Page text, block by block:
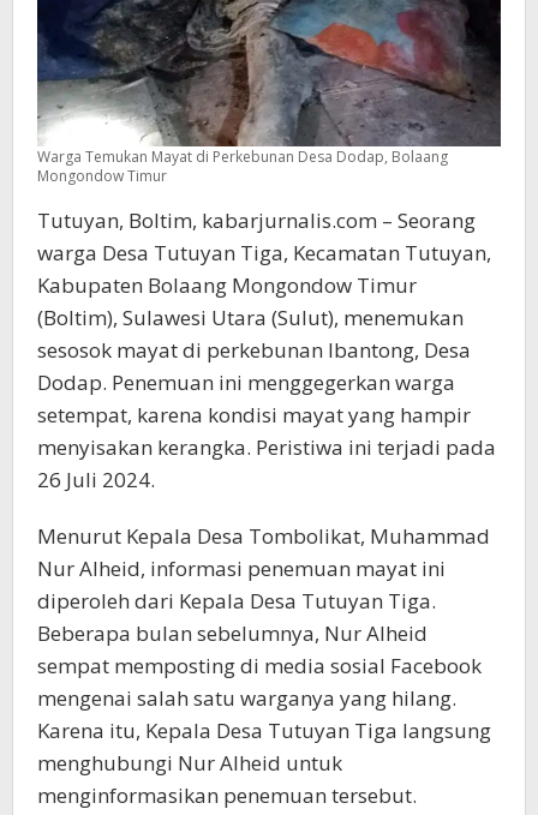
Warga Temukan Mayat di Perkebunan Desa Dodap, Bolaang
Mongondow Timur
Tutuyan, Boltim, kabarjurnalis.com – Seorang
warga Desa Tutuyan Tiga, Kecamatan Tutuyan,
Kabupaten Bolaang Mongondow Timur
(Boltim), Sulawesi Utara (Sulut), menemukan
sesosok mayat di perkebunan Ibantong, Desa
Dodap. Penemuan ini menggegerkan warga
setempat, karena kondisi mayat yang hampir
menyisakan kerangka. Peristiwa ini terjadi pada
26 Juli 2024.
Menurut Kepala Desa Tombolikat, Muhammad
Nur Alheid, informasi penemuan mayat ini
diperoleh dari Kepala Desa Tutuyan Tiga.
Beberapa bulan sebelumnya, Nur Alheid
sempat memposting di media sosial Facebook
mengenai salah satu warganya yang hilang.
Karena itu, Kepala Desa Tutuyan Tiga langsung
menghubungi Nur Alheid untuk
menginformasikan penemuan tersebut.